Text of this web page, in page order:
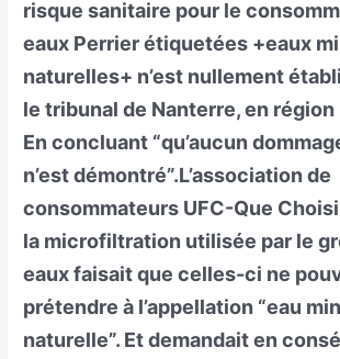
risque sanitaire pour le
eaux Perrier étiquetées +eaux
naturelles+ n’est nullement
le tribunal de Nanterre, en
En concluant “qu’aucun
n’est démontré”.L’association de
consommateurs UFC-Que
la microfiltration utilisée par le
eaux faisait que celles-ci ne
prétendre à l’appellation “eau
naturelle”. Et demandait en